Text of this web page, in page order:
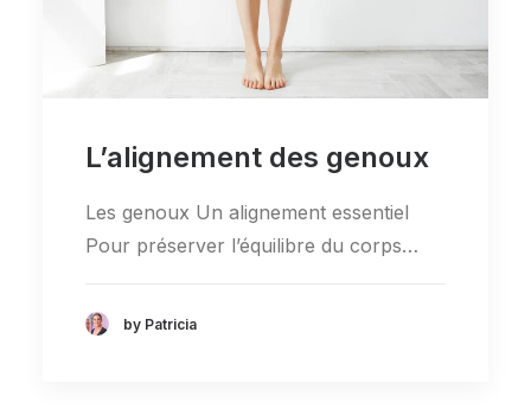
L’alignement des genoux
Les genoux Un alignement essentiel
Pour préserver l’équilibre du corps…
by Patricia